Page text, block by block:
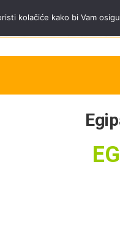
kolačiće kako bi Vam